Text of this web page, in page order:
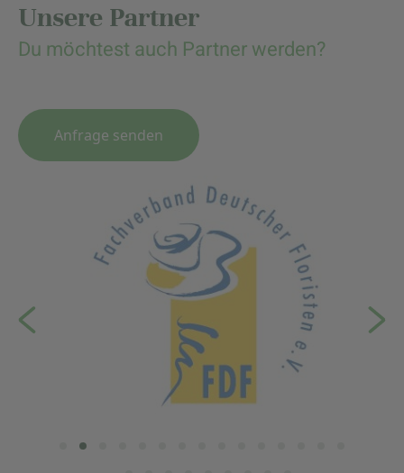
Unsere Partner
Du möchtest auch Partner werden?
Anfrage senden